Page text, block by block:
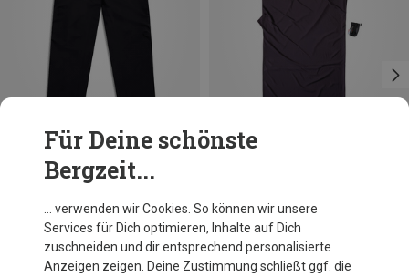
Herren Rabot Light 3L Shell Hose
229,95 €
M L XL XXL
Cocoon
Thermolite Seide Travelsheet
99,95 €
Für Deine schönste
Bergzeit...
… verwenden wir Cookies. So können wir unsere
Services für Dich optimieren, Inhalte auf Dich
zuschneiden und dir entsprechend personalisierte
Anzeigen zeigen. Deine Zustimmung schließt ggf. die